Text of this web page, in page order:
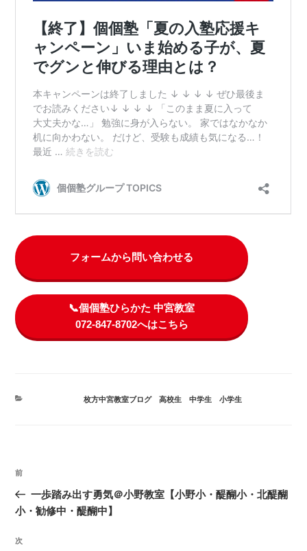
フォームから問い合わせる
📞個個塾ひらかた 中宮教室
072-847-8702へはこちら
カ
枚方中宮教室ブログ、高校生 、中学生 、小学生
投
ナ
ゲ
前
の
投
前
一歩踏み出す勇気＠小野教室【小野小・醍醐小・北醍醐
小・勧修中・醍醐中】
次
次